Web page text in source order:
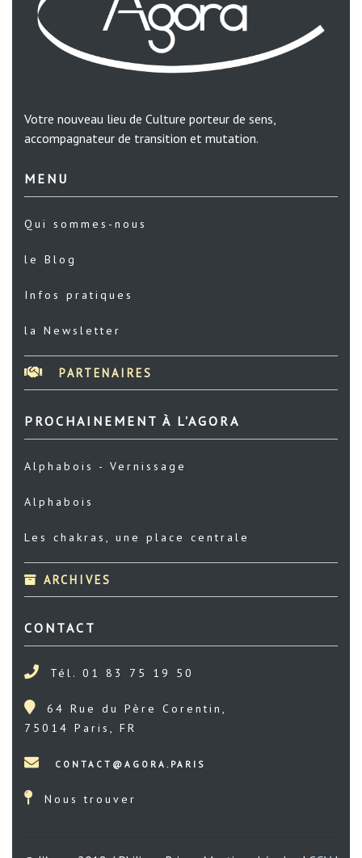
Votre nouveau lieu de Culture porteur de sens,
accompagnateur de transition et mutation.
MENU
Qui sommes-nous
le Blog
Infos pratiques
la Newsletter
PARTENAIRES
PROCHAINEMENT À L'AGORA
Alphabois - Vernissage
Alphabois
Les chakras, une place centrale
ARCHIVES
CONTACT
Tél. 01 83 75 19 50
64 Rue du Père Corentin,
75014 Paris, FR
Nous trouver